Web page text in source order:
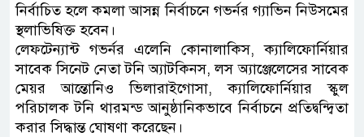
নির্বাচিত হলে কমলা আসন্ন নির্বাচনে গভর্নর গ্যাভিন নিউসমের
স্থলাভিষিক্ত হবেন।
লেফটেন্যান্ট গভর্নর এলেনি কোনালাকিস, ক্যালিফোর্নিয়ার
সাবেক সিনেট নেতা টনি অ্যাটকিনস, লস অ্যাঞ্জেলেসের সাবেক
মেয়র আন্তোনিও ভিলারাইগোসা, ক্যালিফোর্নিয়ার স্কুল
পরিচালক টনি থারমন্ড আনুষ্ঠানিকভাবে নির্বাচনে প্রতিদ্বন্দ্বিতা
করার সিদ্ধান্ত ঘোষণা করেছেন।